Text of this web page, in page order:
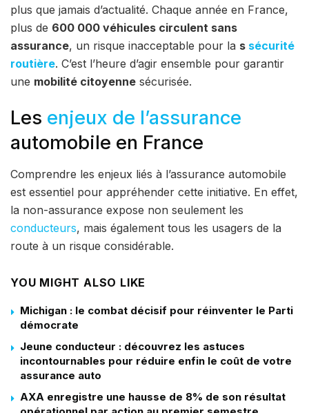
plus que jamais d’actualité. Chaque année en France,
plus de 600 000 véhicules circulent sans
assurance, un risque inacceptable pour la s sécurité
routière. C’est l’heure d’agir ensemble pour garantir
une mobilité citoyenne sécurisée.
Les enjeux de l’assurance
automobile en France
Comprendre les enjeux liés à l’assurance automobile
est essentiel pour appréhender cette initiative. En effet,
la non-assurance expose non seulement les
conducteurs, mais également tous les usagers de la
route à un risque considérable.
YOU MIGHT ALSO LIKE
Michigan : le combat décisif pour réinventer le Parti
démocrate
Jeune conducteur : découvrez les astuces
incontournables pour réduire enfin le coût de votre
assurance auto
AXA enregistre une hausse de 8% de son résultat